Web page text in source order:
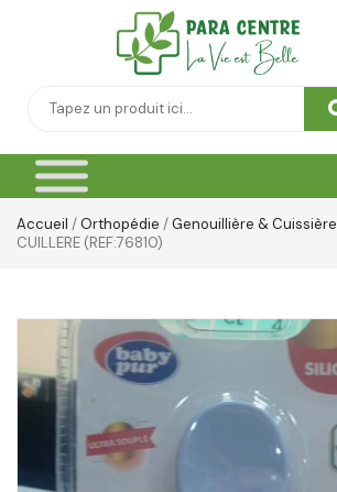
Accueil / Orthopédie /Genouillière & Cuissière
CUILLERE (REF:76810)